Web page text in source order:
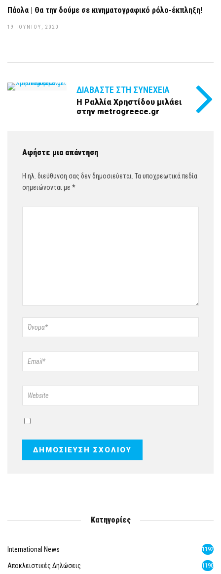
Πάολα | Θα την δούμε σε κινηματογραφικό ρόλο-έκπληξη!
19 ΙΟΥΝΊΟΥ, 2020
ΔΙΑΒΆΣΤΕ ΣΤΗ ΣΥΝΈΧΕΙΑ
Η Ραλλία Χρηστίδου μιλάει
στην metrogreece.gr
Αφήστε μια απάντηση
Η ηλ. διεύθυνση σας δεν δημοσιεύεται. Τα υποχρεωτικά πεδία
σημειώνονται με *
Κατηγορίες
International News 1192
Αποκλειστικές Δηλώσεις 1190